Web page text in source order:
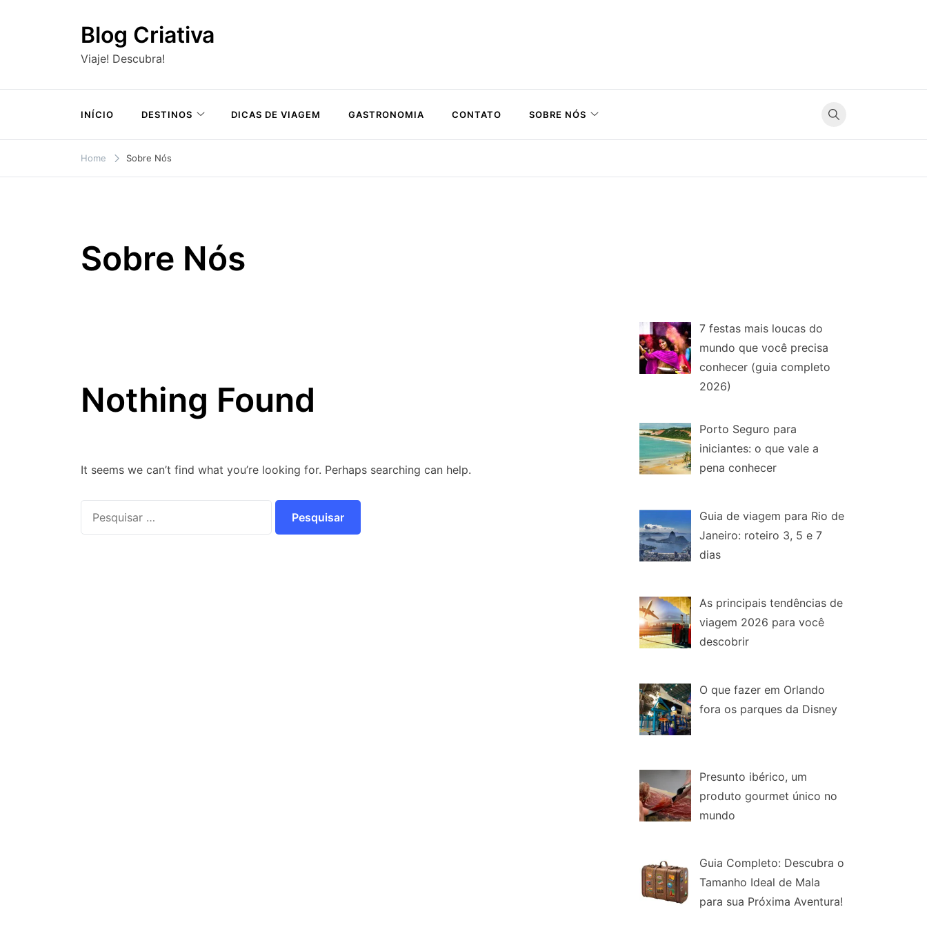
Blog Criativa
Viaje! Descubra!
INÍCIO DESTINOS DICAS DE VIAGEM GASTRONOMIA CONTATO SOBRE NÓS
Home Sobre Nós
Sobre Nós
Nothing Found
It seems we can’t find what you’re looking for. Perhaps searching can help.
7 festas mais loucas do
mundo que você precisa
conhecer (guia completo
2026)
Porto Seguro para
iniciantes: o que vale a
pena conhecer
Guia de viagem para Rio de
Janeiro: roteiro 3, 5 e 7
dias
As principais tendências de
viagem 2026 para você
descobrir
O que fazer em Orlando
fora os parques da Disney
Presunto ibérico, um
produto gourmet único no
mundo
Guia Completo: Descubra o
Tamanho Ideal de Mala
para sua Próxima Aventura!